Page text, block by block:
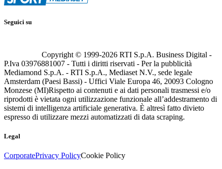
Seguici su
Copyright © 1999-2026 RTI S.p.A. Business Digital -
P.Iva 03976881007 - Tutti i diritti riservati - Per la pubblicità
Mediamond S.p.A. - RTI S.p.A., Mediaset N.V., sede legale
Amsterdam (Paesi Bassi) - Uffici Viale Europa 46, 20093 Cologno
Monzese (MI)Rispetto ai contenuti e ai dati personali trasmessi e/o
riprodotti è vietata ogni utilizzazione funzionale all’addestramento di
sistemi di intelligenza artificiale generativa. È altresì fatto divieto
espresso di utilizzare mezzi automatizzati di data scraping.
Legal
CorporatePrivacy PolicyCookie Policy